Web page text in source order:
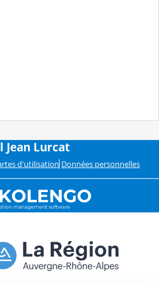
Jean Lurcat
d'utilisation Données personnelles